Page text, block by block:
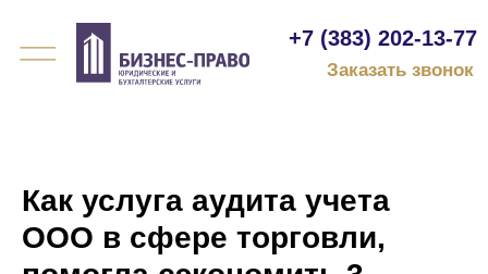
+7 (383) 202-13-77
Заказать звонок
Как услуга аудита учета
ООО в сфере торговли,